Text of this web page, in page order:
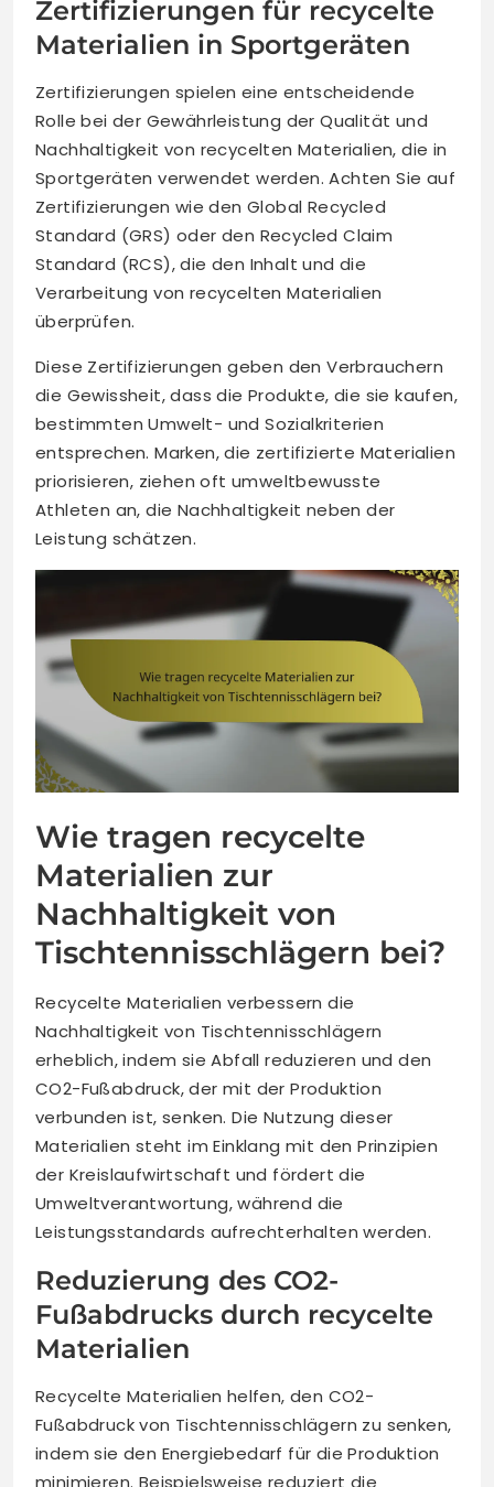
Zertifizierungen für recycelte
Materialien in Sportgeräten
Zertifizierungen spielen eine entscheidende
Rolle bei der Gewährleistung der Qualität und
Nachhaltigkeit von recycelten Materialien, die in
Sportgeräten verwendet werden. Achten Sie auf
Zertifizierungen wie den Global Recycled
Standard (GRS) oder den Recycled Claim
Standard (RCS), die den Inhalt und die
Verarbeitung von recycelten Materialien
überprüfen.
Diese Zertifizierungen geben den Verbrauchern
die Gewissheit, dass die Produkte, die sie kaufen,
bestimmten Umwelt- und Sozialkriterien
entsprechen. Marken, die zertifizierte Materialien
priorisieren, ziehen oft umweltbewusste
Athleten an, die Nachhaltigkeit neben der
Leistung schätzen.
Wie tragen recycelte
Materialien zur
Nachhaltigkeit von
Tischtennisschlägern bei?
Recycelte Materialien verbessern die
Nachhaltigkeit von Tischtennisschlägern
erheblich, indem sie Abfall reduzieren und den
CO2-Fußabdruck, der mit der Produktion
verbunden ist, senken. Die Nutzung dieser
Materialien steht im Einklang mit den Prinzipien
der Kreislaufwirtschaft und fördert die
Umweltverantwortung, während die
Leistungsstandards aufrechterhalten werden.
Reduzierung des CO2-
Fußabdrucks durch recycelte
Materialien
Recycelte Materialien helfen, den CO2-
Fußabdruck von Tischtennisschlägern zu senken,
indem sie den Energiebedarf für die Produktion
minimieren. Beispielsweise reduziert die